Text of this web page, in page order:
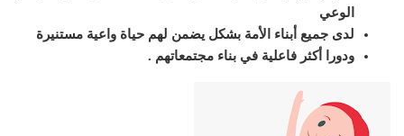
الوعي
لدى جميع أبناء الأمة بشكل يضمن لهم حياة واعية مستنيرة
ودورا أكثر فاعلية في بناء مجتمعاتهم .